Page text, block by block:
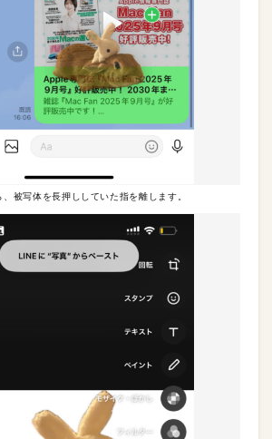
被写体を長押ししていた指を離します。